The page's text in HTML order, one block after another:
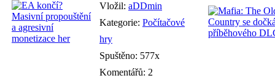
Vložil: aDDmin
Kategorie: Počítačové
hry
Spuštěno: 577x
Komentářů: 2